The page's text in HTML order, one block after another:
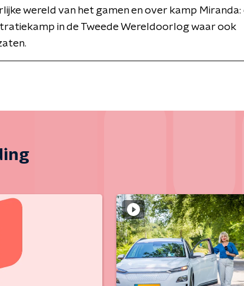
wereld van het gamen en over kamp Miranda:
in de Tweede Wereldoorlog waar ook